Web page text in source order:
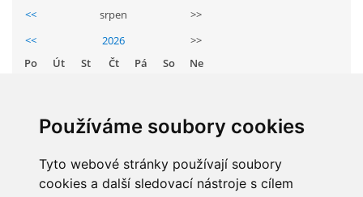
Používáme soubory cookies
Tyto webové stránky používají soubory
cookies a další sledovací nástroje s cílem
ŠKOLNÍ PORADENSKÉ PRACOVIŠTĚ
<< srpen
>>
<<
2026
>>
Po
Út St Čt Pá So
Ne
11 12 13 14 15
16
18 19 20 21 22
23
25 26 27 28 29 30